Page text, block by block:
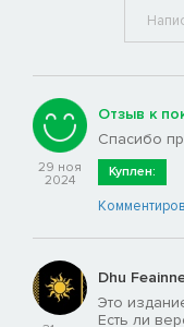
29 ноя
2024
Отзыв к
Спасибо
Куплен:
Dhu
Это
Есть ли